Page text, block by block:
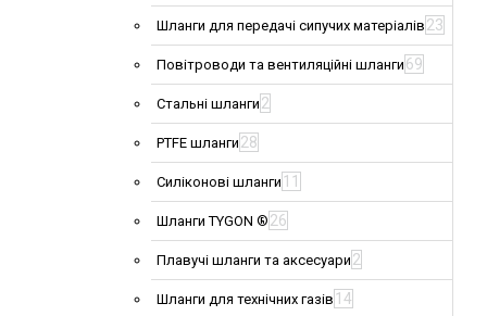
Шланги для передачі сипучих матеріалів 23
Повітроводи та вентиляційні шланги 69
Стальні шланги 2
PTFE шланги 28
Силіконові шланги 11
Шланги TYGON ® 26
Плавучі шланги та аксесуари 2
Шланги для технічних газів 14